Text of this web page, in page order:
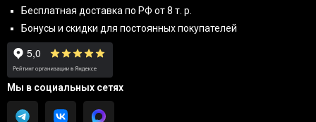
Бесплатная доставка по РФ от 8 т. р.
Бонусы и скидки для постоянных покупателей
Мы в социальных сетях